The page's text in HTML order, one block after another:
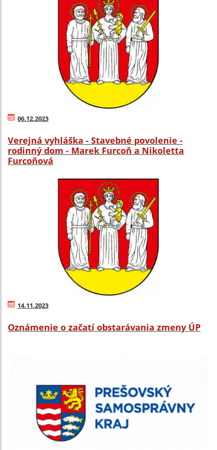
06.12.2023
Verejná vyhláška - Stavebné povolenie -
rodinný dom - Marek Furcoň a Nikoletta
Furcoňová
14.11.2023
Oznámenie o začatí obstarávania zmeny ÚP